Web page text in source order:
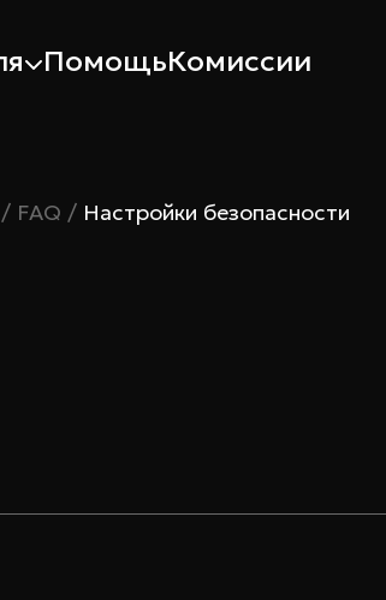
ПомощьКомиссии
/ FAQ / Настройки безопасности